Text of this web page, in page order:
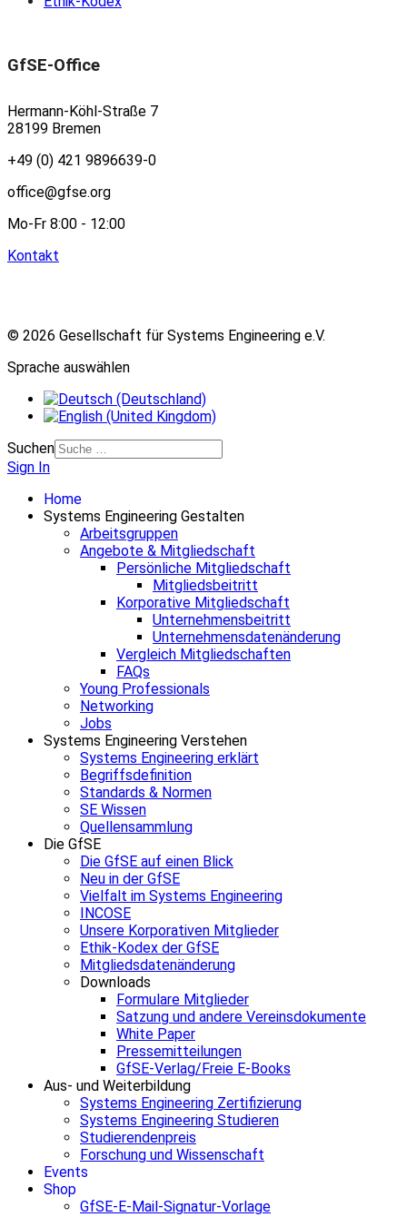
GfSE-Office
Hermann-Köhl-Straße 7
28199 Bremen
+49 (0) 421 9896639-0
office@gfse.org
Mo-Fr 8:00 - 12:00
Kontakt
© 2026 Gesellschaft für Systems Engineering e.V.
Sprache auswählen
Suchen
Sign In
Home
Systems Engineering Gestalten
Arbeitsgruppen
Angebote & Mitgliedschaft
Persönliche Mitgliedschaft
Mitgliedsbeitritt
Korporative Mitgliedschaft
Unternehmensbeitritt
Unternehmensdatenänderung
Vergleich Mitgliedschaften
FAQs
Young Professionals
Networking
Jobs
Systems Engineering Verstehen
Systems Engineering erklärt
Begriffsdefinition
Standards & Normen
SE Wissen
Quellensammlung
Die GfSE
Die GfSE auf einen Blick
Neu in der GfSE
Vielfalt im Systems Engineering
INCOSE
Unsere Korporativen Mitglieder
Ethik-Kodex der GfSE
Mitgliedsdatenänderung
Downloads
Formulare Mitglieder
Satzung und andere Vereinsdokumente
White Paper
Pressemitteilungen
GfSE-Verlag/Freie E-Books
Aus- und Weiterbildung
Systems Engineering Zertifizierung
Systems Engineering Studieren
Studierendenpreis
Forschung und Wissenschaft
Events
Shop
GfSE-E-Mail-Signatur-Vorlage